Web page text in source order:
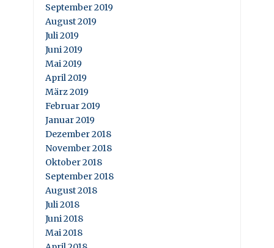
September 2019
August 2019
Juli 2019
Juni 2019
Mai 2019
April 2019
März 2019
Februar 2019
Januar 2019
Dezember 2018
November 2018
Oktober 2018
September 2018
August 2018
Juli 2018
Juni 2018
Mai 2018